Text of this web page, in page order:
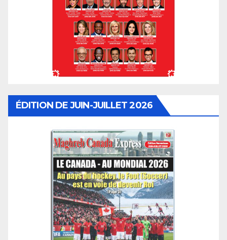
ÉDITION DE JUIN-JUILLET 2026